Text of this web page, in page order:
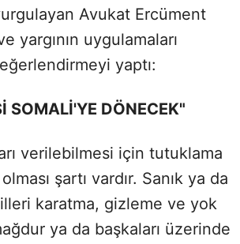
Avukat Ercüment
yargının uygulamaları
yaptı:
SOMALİ'YE DÖNECEK"
verilebilmesi için tutuklama
şartı vardır. Sanık ya da
karatma, gizleme ve yok
ya da başkaları üzerinde